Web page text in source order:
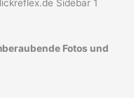
Fotos und